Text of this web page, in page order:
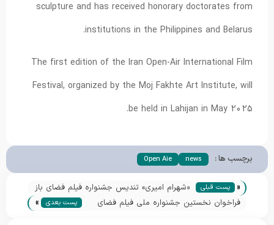
sculpture and has received honorary doctorates from
institutions in the Philippines and Belarus.
The first edition of the Iran Open-Air International Film
Festival, organized by the Moj Fakhte Art Institute, will
be held in Lahijan in May 2025.
برچسب ها : news
Open Aie
« پست قبلی
«شهرام امیری» تندیس جشنواره فیلم فضای باز
را طراحی می‌کند
فراخوان نخستین جشنواره ملی فیلم فضای
پست بعدی »